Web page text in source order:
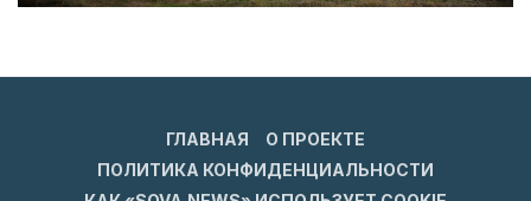
ГЛАВНАЯ
О ПРОЕКТЕ
ПОЛИТИКА КОНФИДЕНЦИАЛЬНОСТИ